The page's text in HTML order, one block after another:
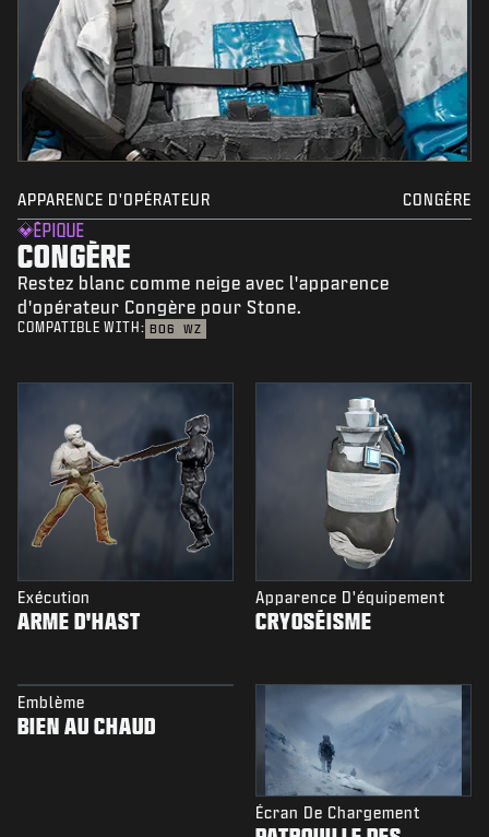
APPARENCE D'OPÉRATEUR CONGÈRE
ÉPIQUE
CONGÈRE
Restez blanc comme neige avec l'apparence
d'opérateur Congère pour Stone.
COMPATIBLE WITH: BO6 WZ
Exécution
ARME D'HAST
Apparence D'équipement
CRYOSÉISME
Emblème
BIEN AU CHAUD
Écran De Chargement